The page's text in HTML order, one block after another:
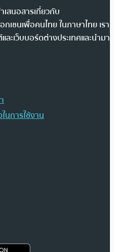
สนอสารเกี่ยวกับ
เชนเพื่อคนไทย ในภาษาไทย เรา
ะเว็บบอร์ดต่างประเทศและนำมา
นการใช้งาน